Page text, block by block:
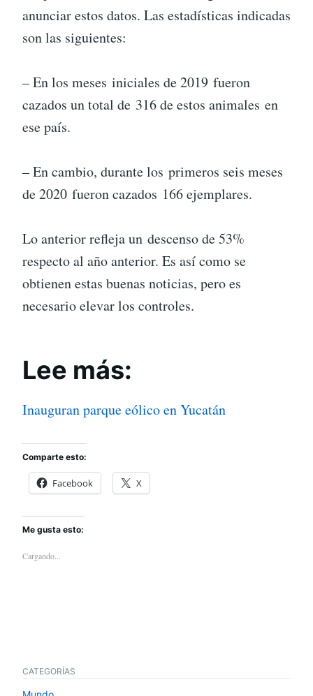
anunciar estos datos. Las estadísticas indicadas
son las siguientes:
– En los meses iniciales de 2019 fueron
cazados un total de 316 de estos animales en
ese país.
– En cambio, durante los primeros seis meses
de 2020 fueron cazados 166 ejemplares.
Lo anterior refleja un descenso de 53%
respecto al año anterior. Es así como se
obtienen estas buenas noticias, pero es
necesario elevar los controles.
Lee más:
Inauguran parque eólico en Yucatán
Comparte esto:
Facebook X
Me gusta esto:
Cargando...
CATEGORÍAS